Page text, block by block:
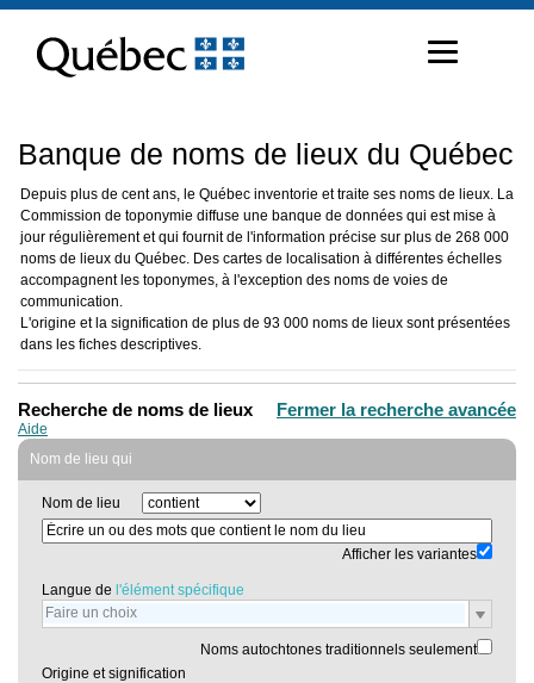
contenu
Banque de noms de lieux du Québec
Depuis plus de cent ans, le Québec inventorie et traite ses noms de lieux. La
Commission de toponymie diffuse une banque de données qui est mise à
jour régulièrement et qui fournit de l'information précise sur plus de 268 000
noms de lieux du Québec. Des cartes de localisation à différentes échelles
accompagnent les toponymes, à l'exception des noms de voies de
communication.
L'origine et la signification de plus de 93 000 noms de lieux sont présentées
dans les fiches descriptives.
Recherche de noms de lieux Fermer la recherche avancée
Aide
Nom de lieu qui
Nom de lieu
Afficher les variantes
Langue de l'élément spécifique
Noms autochtones traditionnels seulement
Origine et signification